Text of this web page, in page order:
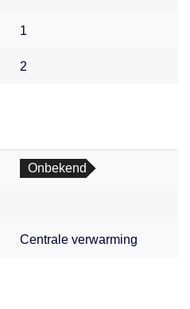
1
2
Onbekend
Centrale verwarming